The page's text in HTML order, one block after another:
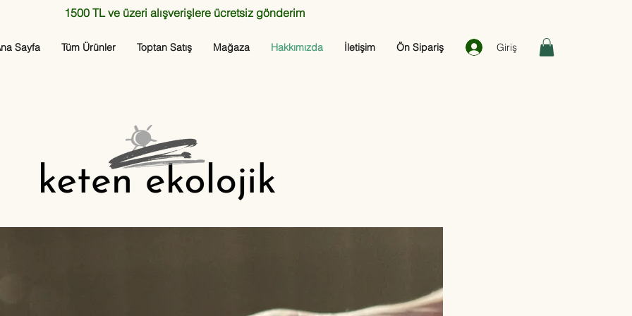
Sayfa Tüm Ürünler Toptan Satış Mağaza Hakkımızda İletişim Ön Sipariş Giriş
1500 TL ve üzeri alışverişlere ücretsiz gönderim